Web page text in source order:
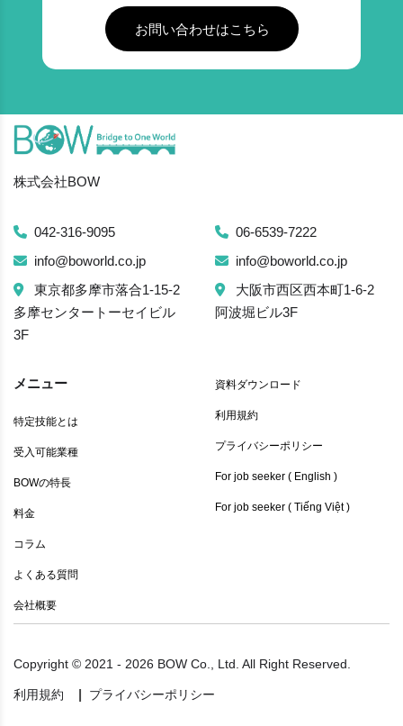
お問い合わせはこちら
株式会社BOW
042-316-9095
info@boworld.co.jp
東京都多摩市落合1-15-2
多摩センタートーセイビル
3F
06-6539-7222
info@boworld.co.jp
大阪市西区西本町1-6-2
阿波堀ビル3F
メニュー
特定技能とは
受入可能業種
BOWの特長
料金
コラム
よくある質問
会社概要
資料ダウンロード
利用規約
プライバシーポリシー
For job seeker ( English )
For job seeker ( Tiếng Việt )
Copyright © 2021 - 2026 BOW Co., Ltd. All Right Reserved.
利用規約 | プライバシーポリシー